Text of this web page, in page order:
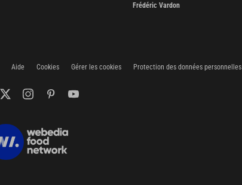
Frédéric Vardon
Aide Cookies Gérer les cookies Protection des données personnelles